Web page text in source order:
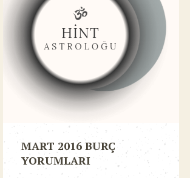
MART 2016 BURÇ
YORUMLARI